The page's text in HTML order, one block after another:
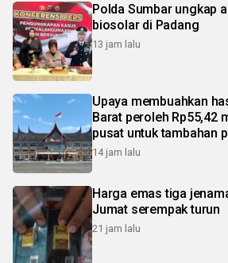
Polda Sumbar ungkap
biosolar di Padang
13 jam lalu
Upaya membuahkan
Barat peroleh Rp55,42
pusat untuk tambahan
14 jam lalu
Harga emas tiga
Jumat serempak turun
21 jam lalu